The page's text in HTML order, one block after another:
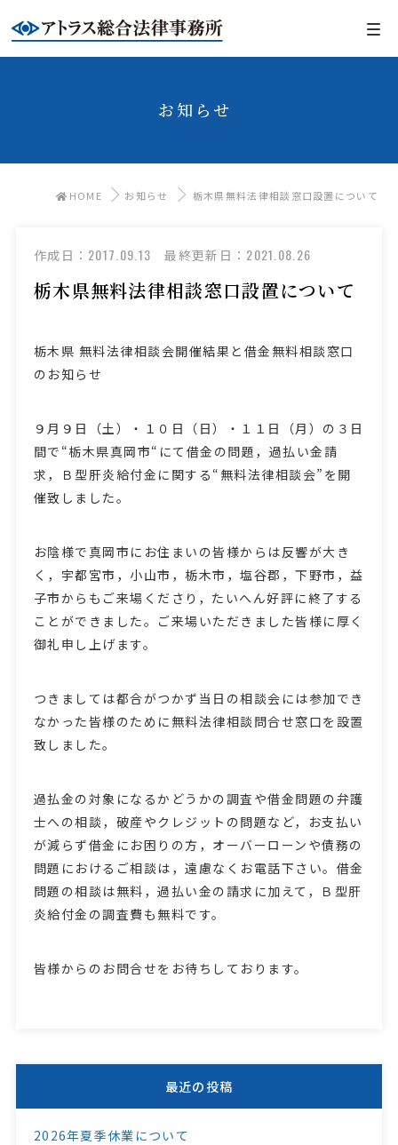
お知らせ
HOME お知らせ 栃木県無料法律相談窓口設置について
作成日： 2017.09.13 最終更新日： 2021.08.26
栃木県無料法律相談窓口設置について
栃木県 無料法律相談会開催結果と借金無料相談窓口
のお知らせ
９月９日（土）・１０日（日）・１１日（月）の３日
間で“栃木県真岡市“にて借金の問題，過払い金請
求，Ｂ型肝炎給付金に関する“無料法律相談会”を開
催致しました。
お陰様で真岡市にお住まいの皆様からは反響が大き
く，宇都宮市，小山市，栃木市，塩谷郡，下野市，益
子市からもご来場くださり，たいへん好評に終了する
ことができました。ご来場いただきました皆様に厚く
御礼申し上げます。
つきましては都合がつかず当日の相談会には参加でき
なかった皆様のために無料法律相談問合せ窓口を設置
致しました。
過払金の対象になるかどうかの調査や借金問題の弁護
士への相談，破産やクレジットの問題など，お支払い
が減らず借金にお困りの方，オーバーローンや債務の
問題におけるご相談は，遠慮なくお電話下さい。借金
問題の相談は無料，過払い金の請求に加えて，Ｂ型肝
炎給付金の調査費も無料です。
皆様からのお問合せをお待ちしております。
最近の投稿
2026年夏季休業について